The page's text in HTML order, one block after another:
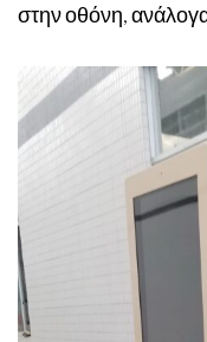
στην οθόνη,